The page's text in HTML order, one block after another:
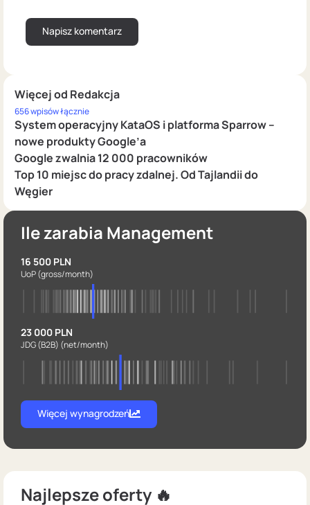
Więcej od Redakcja
656 wpisów łącznie
System operacyjny KataOS i platforma Sparrow –
nowe produkty Google’a
Google zwalnia 12 000 pracowników
Top 10 miejsc do pracy zdalnej. Od Tajlandii do
Węgier
Ile zarabia Management
16 500 PLN
UoP(gross/month)
23 000 PLN
JDG (B2B) (net/month)
Więcej wynagrodzeń
Najlepsze oferty 🔥